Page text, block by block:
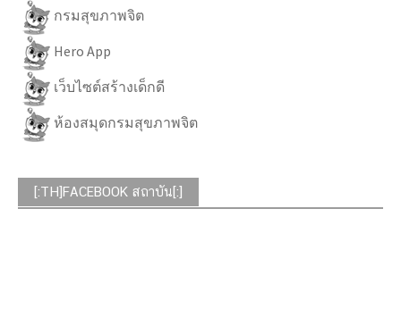
กรมสุขภาพจิต
Hero App
เว็บไซต์สร้างเด็กดี
ห้องสมุดกรมสุขภาพจิต
[:TH]FACEBOOK สถาบัน[:]